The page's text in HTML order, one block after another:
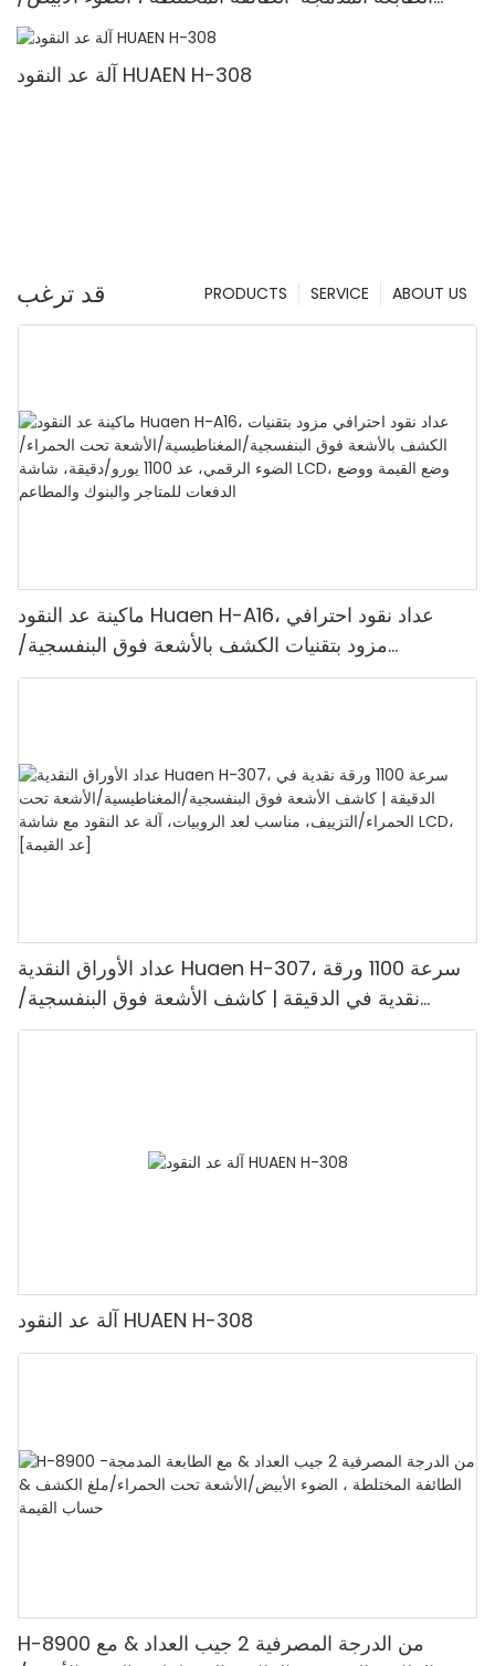
الأشعة تحت الحمراء/ملغ الكشف & حساب القيمة
آلة عد النقود HUAEN H-308
قد ترغب ABOUT US
SERVICE
PRODUCTS
ماكينة عد النقود Huaen H-A16، عداد نقود احترافي
مزود بتقنيات الكشف بالأشعة فوق البنفسجية/
المغناطيسية/الأشعة تحت الحمراء/الضوء الرقمي، عد
عداد الأوراق النقدية Huaen H-307، سرعة 1100 ورقة
نقدية في الدقيقة | كاشف الأشعة فوق البنفسجية/
المغناطيسية/الأشعة تحت الحمراء/التزييف، مناسب لعد
آلة عد النقود HUAEN H-308
H-8900 من الدرجة المصرفية 2 جيب العداد & مع